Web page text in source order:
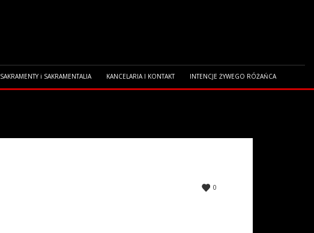
SAKRAMENTY i SAKRAMENTALIA KANCELARIA I KONTAKT INTENCJE ŻYWEGO RÓŻAŃCA
0